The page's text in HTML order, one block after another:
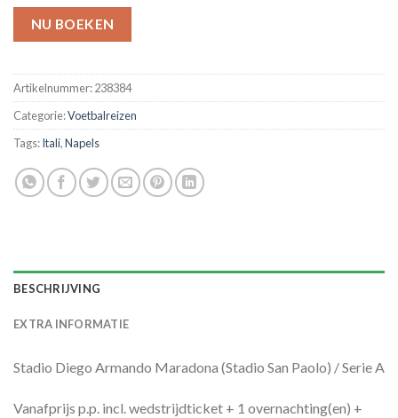
NU BOEKEN
Artikelnummer:238384
Categorie:Voetbalreizen
Tags:Itali,Napels
BESCHRIJVING
EXTRA INFORMATIE
Stadio Diego Armando Maradona (Stadio San Paolo) / Serie A
Vanafprijs p.p. incl. wedstrijdticket + 1 overnachting(en) +